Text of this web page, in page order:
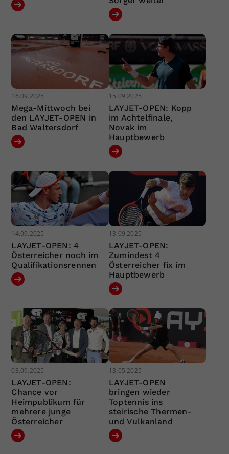
16.09.2025
Mega-Mittwoch bei
den LAYJET-OPEN in
Bad Waltersdorf
15.09.2025
LAYJET-OPEN: Kopp
im Achtelfinale,
Novak im
Hauptbewerb
14.09.2025
LAYJET-OPEN: 4
Österreicher noch im
Qualifikationsrennen
13.09.2025
LAYJET-OPEN:
Zumindest 4
Österreicher fix im
Hauptbewerb
03.09.2025
LAYJET-OPEN:
Chance vor
Heimpublikum für
mehrere junge
Österreicher
13.05.2025
LAYJET-OPEN
bringen wieder
Toptennis ins
steirische Thermen-
und Vulkanland